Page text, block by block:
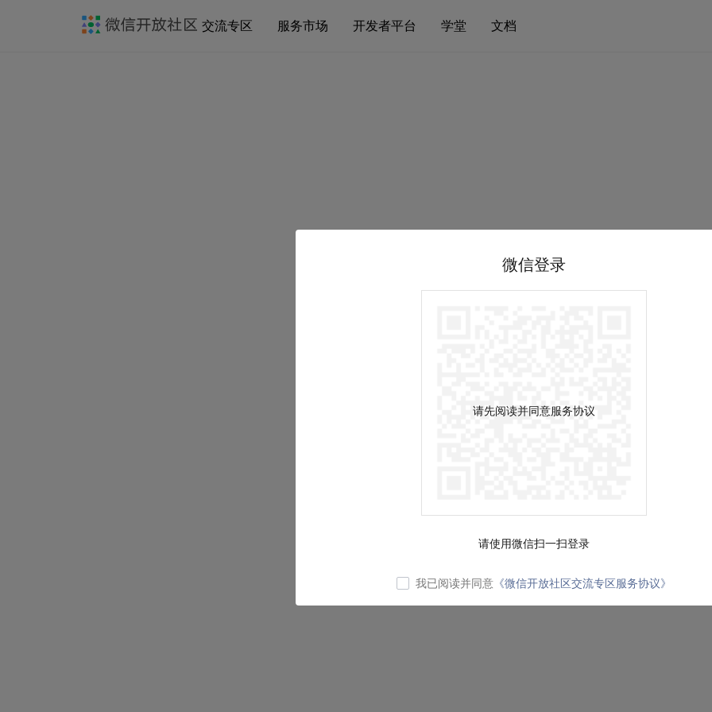
交流专区 服务市场 开发者平台 学堂 文档
微信登录
请先阅读并同意服务协议
请使用微信扫一扫登录
我已阅读并同意 《微信开放社区交流专区服务协议》